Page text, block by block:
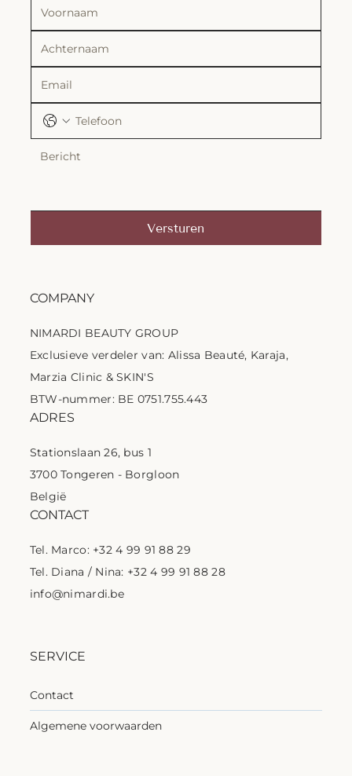
Versturen
SERVICE
Contact
Algemene voorwaarden
COMPANY
NIMARDI BEAUTY GROUP
Exclusieve verdeler van: Alissa Beauté, Karaja,
Marzia Clinic & SKIN'S
BTW-nummer: BE 0751.755.443
ADRES
Stationslaan 26, bus 1
3700 Tongeren - Borgloon
België
CONTACT
Tel. Marco: +32 4 99 91 88 29
Tel. Diana / Nina: +32 4 99 91 88 28
info@nimardi.be